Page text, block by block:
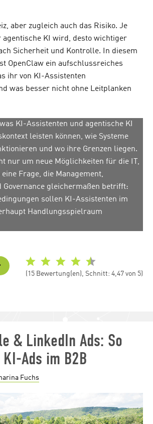
aber zugleich auch das Risiko. Je
agentische KI wird, desto wichtiger
Sicherheit und Kontrolle. In diesem
OpenClaw ein aufschlussreiches
ihr von KI-Assistenten
was besser nicht ohne Leitplanken
KI-Assistenten und agentische KI
leisten können, wie Systeme
und wo ihre Grenzen liegen.
nur um neue Möglichkeiten für die IT,
Frage, die Management,
Governance gleichermaßen betrifft:
sollen KI-Assistenten im
Handlungsspielraum
(15 Bewertung(en), Schnitt: 4,47 von 5)
& LinkedIn Ads: So
Ads im B2B
Fuchs